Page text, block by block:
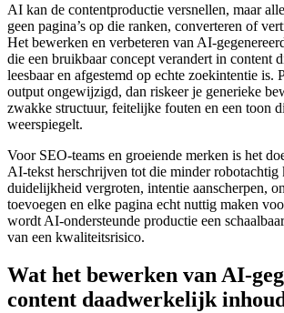
AI kan de contentproductie versnellen, maar
geen pagina’s op die ranken, converteren of
Het bewerken en verbeteren van AI-
die een bruikbaar concept verandert in content
leesbaar en afgestemd op echte zoekintentie is.
output ongewijzigd, dan riskeer je generieke
zwakke structuur, feitelijke fouten en een toon
weerspiegelt.
Voor SEO-teams en groeiende merken is het
AI-tekst herschrijven tot die minder
duidelijkheid vergroten, intentie aanscherpen,
toevoegen en elke pagina echt nuttig maken
wordt AI-ondersteunde productie een
van een kwaliteitsrisico.
Wat het bewerken van AI-
content daadwerkelijk